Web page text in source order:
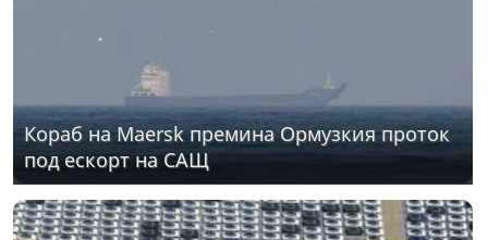
Кораб на Maersk премина Ормузкия проток
под ескорт на САЩ